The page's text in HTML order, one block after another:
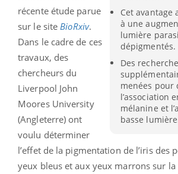
Cet
à une
lumière
dépigmentés.
Des
menées pour
l’association
mélanine et
basse
récente étude parue
sur le site BioRxiv.
Dans le cadre de ces
travaux, des
chercheurs du
Liverpool John
Moores University
(Angleterre) ont
voulu déterminer
l’effet de la pigmentation de l’iris des
yeux bleus et aux yeux marrons sur